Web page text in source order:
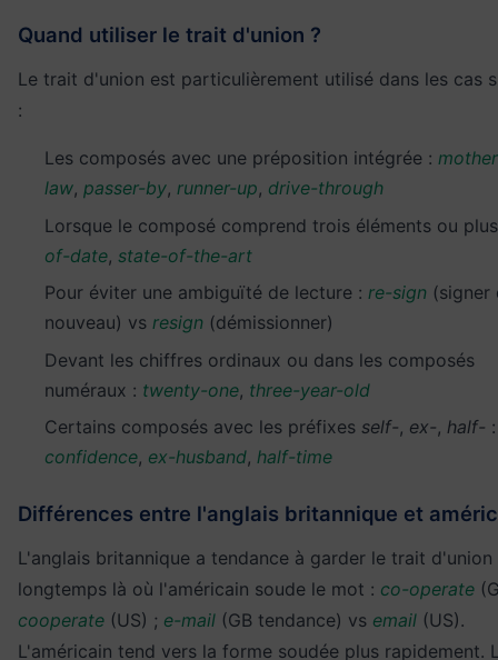
Quand utiliser le trait d'union ?
Le trait d'union est particulièrement utilisé dans les cas
:
Les composés avec une préposition intégrée :
law, passer-by, runner-up, drive-through
Lorsque le composé comprend trois éléments ou
of-date, state-of-the-art
Pour éviter une ambiguïté de lecture : re-sign (signer
nouveau) vs resign (démissionner)
Devant les chiffres ordinaux ou dans les composés
numéraux : twenty-one, three-year-old
Certains composés avec les préfixes self-, ex-, half-
confidence, ex-husband, half-time
Différences entre l'anglais britannique et
L'anglais britannique a tendance à garder le trait d'union
longtemps là où l'américain soude le mot : co-operate
cooperate (US) ; e-mail (GB tendance) vs email (US).
L'américain tend vers la forme soudée plus rapidement.